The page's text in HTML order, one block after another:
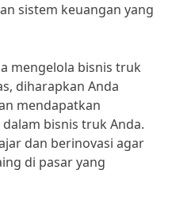
sistem keuangan yang
mengelola bisnis truk
diharapkan Anda
mendapatkan
bisnis truk Anda.
dan berinovasi agar
di pasar yang